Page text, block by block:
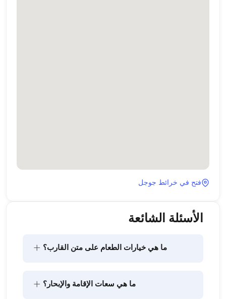
فتح في خرائط جوجل
الأسئلة الشائعة
ما هي خيارات الطعام على متن القارب؟ +
ما هي سعات الإقامة والإبحار؟ +